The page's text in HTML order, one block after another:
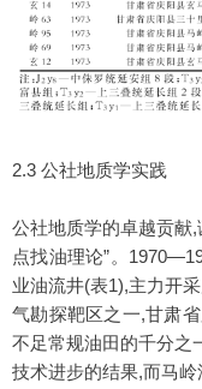
2.3 公社地质学实践
公社地质学的卓越贡献
点找油理论”。
业油流井(表1),主力开
气勘探靶区之一,甘肃
不足常规油田的千分之
技术进步的结果,而马